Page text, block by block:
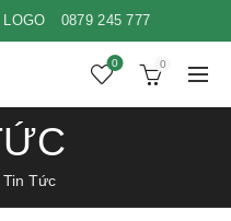
0879 245 777
0 0
Tin Tức